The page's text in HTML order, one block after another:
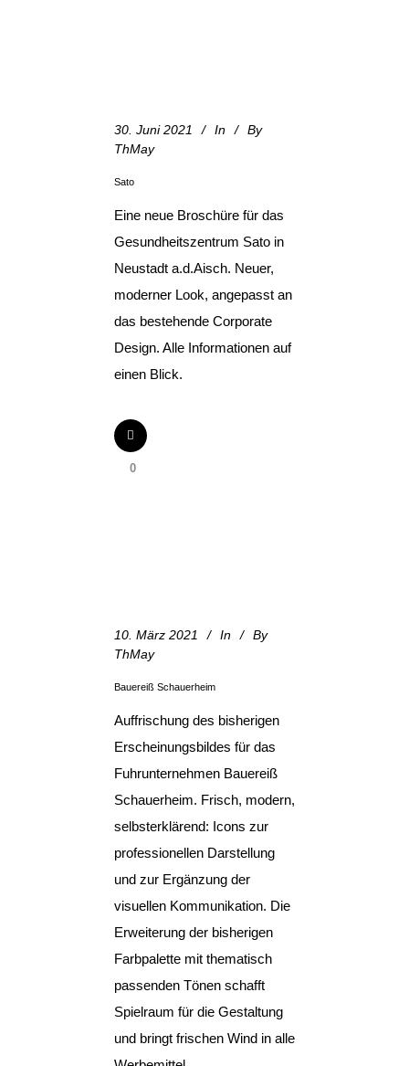
30. Juni 2021 In
By
ThMay
Sato
Eine neue Broschüre für das
Gesundheitszentrum Sato in
Neustadt a.d.Aisch. Neuer,
moderner Look, angepasst an
das bestehende Corporate
Design. Alle Informationen auf
einen Blick.
0
10. März 2021 In
By
ThMay
Bauereiß Schauerheim
Auffrischung des bisherigen
Erscheinungsbildes für das
Fuhrunternehmen Bauereiß
Schauerheim. Frisch, modern,
selbsterklärend: Icons zur
professionellen Darstellung
und zur Ergänzung der
visuellen Kommunikation. Die
Erweiterung der bisherigen
Farbpalette mit thematisch
passenden Tönen schafft
Spielraum für die Gestaltung
und bringt frischen Wind in alle